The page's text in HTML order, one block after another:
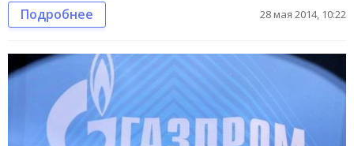
Подробнее 28 мая 2014, 10:22